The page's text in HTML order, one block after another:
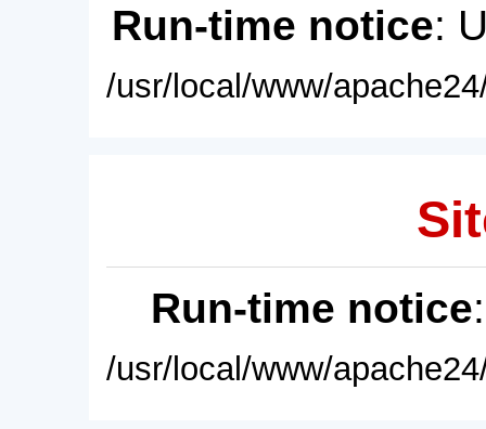
Run-time notice:
/usr/local/www/
Run-time notice
/usr/local/www/